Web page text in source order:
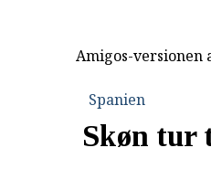
Amigos-versionen
Spanien
Skøn tur